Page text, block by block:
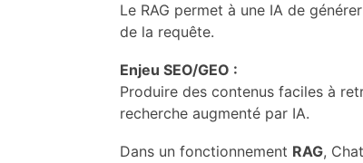
Le RAG permet à une IA de
de la requête.
Enjeu SEO/GEO :
Produire des contenus faciles à
recherche augmenté par IA.
Dans un fonctionnement RAG,